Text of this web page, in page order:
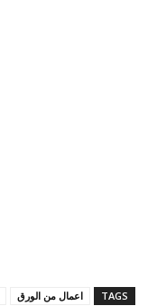
TAGS اعمال من الورق